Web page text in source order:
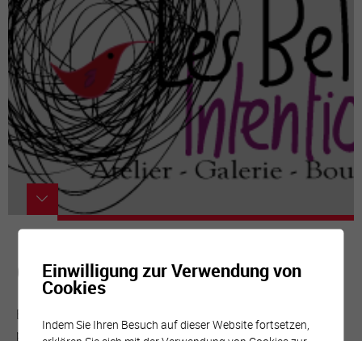
Galerie Les Belles Intentions
Expositions d’artistes peintres, sculpteurs, plasticiens,
performers d’ici ou d’ailleurs
Einwilligung zur Verwendung von
Cookies
Indem Sie Ihren Besuch auf dieser Website fortsetzen,